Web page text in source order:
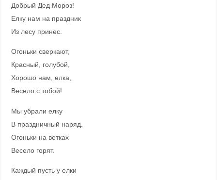
Добрый Дед Мороз!
Елку нам на праздник
Из лесу принес.
Огоньки сверкают,
Красный, голубой,
Хорошо нам, елка,
Весело с тобой!
Мы убрали елку
В праздничный наряд.
Огоньки на ветках
Весело горят.
Каждый пусть у елки